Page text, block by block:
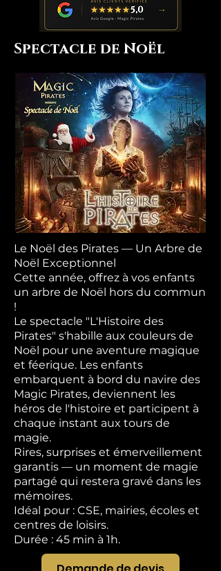
Spectacle de Noël
Le Noël des Pirates — Un Arbre de
Noël Exceptionnel
Cette année, offrez à vos enfants
un arbre de Noël hors du commun
!
Le spectacle "L'Histoire des
Pirates" s'habille aux couleurs de
Noël pour une aventure magique
et féerique. Les enfants
embarquent à bord du navire des
Magic Pirates, deviennent les
héros de l'histoire et participent à
chaque instant aux tours de
magie.
Rires, surprises et émerveillement
garantis — un moment de magie
partagé qui restera gravé dans les
mémoires.
Idéal pour : CSE, mairies, écoles et
centres de loisirs.
Durée : 45 min à 1h.